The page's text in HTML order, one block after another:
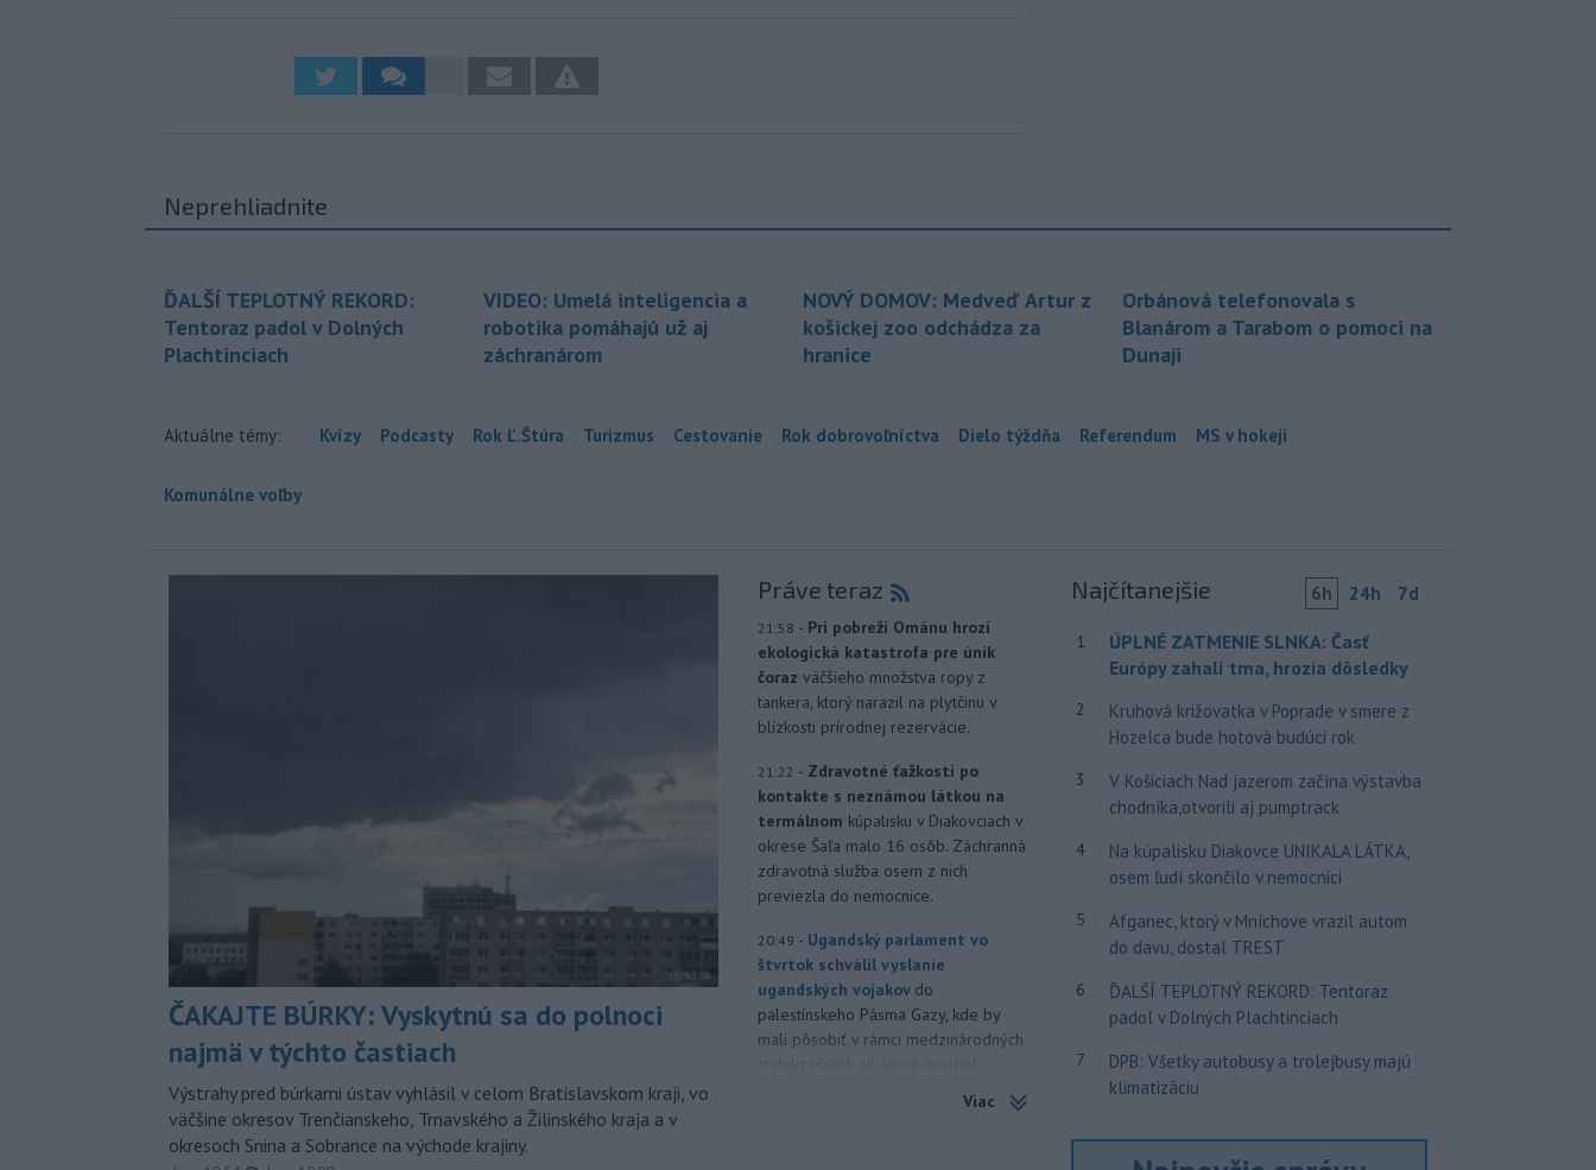
Neprehliadnite
ĎALŠÍ TEPLOTNÝ REKORD:
Tentoraz padol v Dolných
Plachtinciach
VIDEO: Umelá inteligencia a
robotika pomáhajú už aj
záchranárom
NOVÝ DOMOV: Medveď Artur z
košickej zoo odchádza za
hranice
Orbánová telefonovala s
Blanárom a Tarabom o pomoci na
Dunaji
Aktuálne témy: Kvízy Podcasty Rok Ľ.Štúra Turizmus Cestovanie Rok dobrovoľníctva Dielo týždňa Referendum MS v hokeji
Komunálne voľby
ČAKAJTE BÚRKY: Vyskytnú sa do polnoci
najmä v týchto častiach
Výstrahy pred búrkami ústav vyhlásil v celom Bratislavskom kraji, vo
väčšine okresov Trenčianskeho, Trnavského a Žilinského kraja a v
okresoch Snina a Sobrance na východe krajiny.
Práve teraz
21:58 - Pri pobreží Ománu hrozí
ekologická katastrofa pre únik
čoraz väčšieho množstva ropy z
tankera, ktorý narazil na plytčinu v
blízkosti prírodnej rezervácie.
21:22 - Zdravotné ťažkosti po
kontakte s neznámou látkou na
termálnom kúpalisku v Diakovciach v
okrese Šaľa malo 16 osôb. Záchranná
zdravotná služba osem z nich
previezla do nemocnice.
20:49 - Ugandský parlament vo
štvrtok schválil vyslanie
ugandských vojakov do
palestínskeho Pásma Gazy, kde by
mali pôsobiť v rámci medzinárodných
Viac
Najčítanejšie 6h 24h 7d
1
ÚPLNÉ ZATMENIE SLNKA: Časť
Európy zahalí tma, hrozia dôsledky
2
Kruhová križovatka v Poprade v smere z
Hozelca bude hotová budúci rok
3
V Košiciach Nad jazerom začína výstavba
chodníka,otvorili aj pumptrack
4
Na kúpalisku Diakovce UNIKALA LÁTKA,
osem ľudí skončilo v nemocnici
5
Afganec, ktorý v Mníchove vrazil autom
do davu, dostal TREST
6
ĎALŠÍ TEPLOTNÝ REKORD: Tentoraz
padol v Dolných Plachtinciach
7
DPB: Všetky autobusy a trolejbusy majú
klimatizáciu